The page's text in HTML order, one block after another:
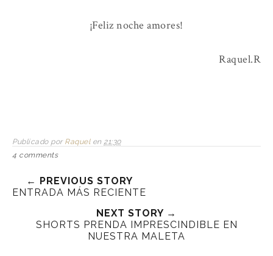
¡Feliz noche amores!
Raquel.R
Publicado por Raquel en 21:30
4 comments
← PREVIOUS STORY
ENTRADA MÁS RECIENTE
NEXT STORY →
SHORTS PRENDA IMPRESCINDIBLE EN
NUESTRA MALETA